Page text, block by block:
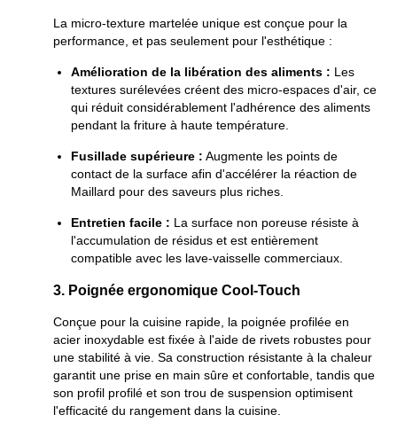
La micro-texture martelée unique est conçue pour la
performance, et pas seulement pour l'esthétique :
Amélioration de la libération des aliments : Les
textures surélevées créent des micro-espaces d'air, ce
qui réduit considérablement l'adhérence des aliments
pendant la friture à haute température.
Fusillade supérieure : Augmente les points de
contact de la surface afin d'accélérer la réaction de
Maillard pour des saveurs plus riches.
Entretien facile : La surface non poreuse résiste à
l'accumulation de résidus et est entièrement
compatible avec les lave-vaisselle commerciaux.
3. Poignée ergonomique Cool-Touch
Conçue pour la cuisine rapide, la poignée profilée en
acier inoxydable est fixée à l'aide de rivets robustes pour
une stabilité à vie. Sa construction résistante à la chaleur
garantit une prise en main sûre et confortable, tandis que
son profil profilé et son trou de suspension optimisent
l'efficacité du rangement dans la cuisine.